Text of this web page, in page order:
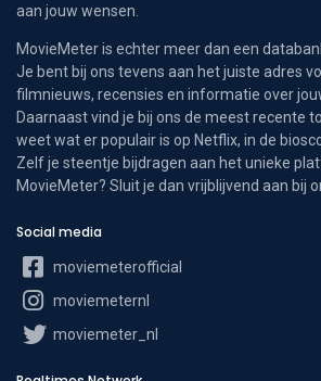
aan jouw wensen.
MovieMeter is echter meer dan een
Je bent bij ons tevens aan het juiste adres
filmnieuws, recensies en informatie over
Daarnaast vind je bij ons de meest recente
weet wat er populair is op Netflix, in de
Zelf je steentje bijdragen aan het unieke
MovieMeter? Sluit je dan vrijblijvend aan bij
Social media
moviemeterofficial
moviemeternl
moviemeter_nl